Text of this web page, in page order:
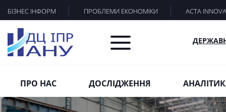
БІЗНЕС ІНФОРМ ПРОБЛЕМИ ЕКОНОМІКИ ACTA
ПРО НАС ДОСЛІДЖЕННЯ